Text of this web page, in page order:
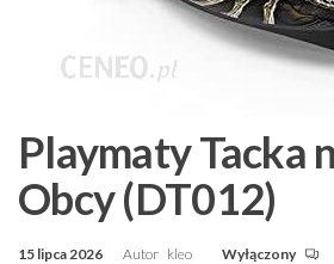
Playmaty Tacka
Obcy (DT012)
15 lipca 2026 Autor kleo Wyłączony